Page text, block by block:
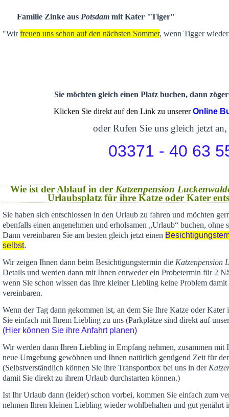
Familie Zinke aus Potsdam mit Kater "Tiger"
"Wirfreuen uns schon auf den nächsten Sommer, wenn Tigger
Sie möchten gleich einen Platz buchen, dann
Klicken Sie direkt auf den Link zu unsererOnline
oder Rufen Sie uns gleich jetzt an,
03371 - 40 63
Wie ist der Ablauf in der Katzenpension
Urlaubsplatz für ihre Katze oder Kater
Sie haben sich entschlossen in den Urlaub zu fahren und möchten
ebenfalls einen angenehmen und erholsamen „Urlaub“ buchen, ohne
Dann vereinbaren Sie am besten gleich jetzt einen
selbst.
Wir zeigen Ihnen dann beim Besichtigungstermin die Katzenpension
Details und werden dann mit Ihnen entweder ein Probetermin für 2
wenn Sie schon wissen das Ihre kleiner Liebling keine Problem
vereinbaren.
Wenn der Tag dann gekommen ist, an dem Sie Ihre Katze oder
Sie einfach mit Ihrem Liebling zu uns (Parkplätze sind direkt auf
(Hier können Sie ihre Anfahrt planen)
Wir werden dann Ihren Liebling in Empfang nehmen, zusammen mit
neue Umgebung gewöhnen und Ihnen natürlich genügend Zeit für
(Selbstverständlich können Sie ihre Transportbox bei uns in der
damit Sie direkt zu ihrem Urlaub durchstarten können.)
Ist Ihr Urlaub dann (leider) schon vorbei, kommen Sie einfach zum
nehmen Ihren kleinen Liebling wieder wohlbehalten und gut genährt